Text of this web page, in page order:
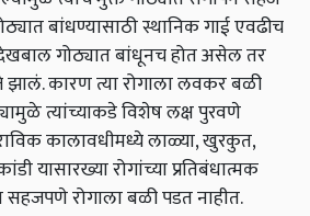
बांधण्यासाठी स्थानिक गाई एवढीच
देखबाल गोठ्यात बांधूनच होत असेल तर
झालं.कारण त्या रोगाला लवकर बळी
त्यांच्याकडे विशेष लक्ष पुरवणे
कालावधीमध्ये लाळ्या,खुरकुत,
यासारख्या रोगांच्या प्रतिबंधात्मक
रोगाला बळी पडत नाहीत.